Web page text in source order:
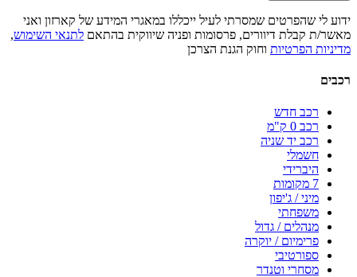
ידוע לי שהפרטים שמסרתי לעיל ייכללו במאגרי המידע של קארזון ואני
מאשר/ת קבלת דיוורים, פרסומות ופניה שיווקית בהתאם לתנאי השימוש,
מדיניות הפרטיות וחוק הגנת הצרכן
רכבים
רכב חדש
רכב 0 ק"מ
רכב יד שניה
חשמלי
היברידי
7 מקומות
מיני / ג'יפון
משפחתי
מנהלים / גדול
פרימיום / יוקרה
ספורטיבי
מסחרי וטנדר